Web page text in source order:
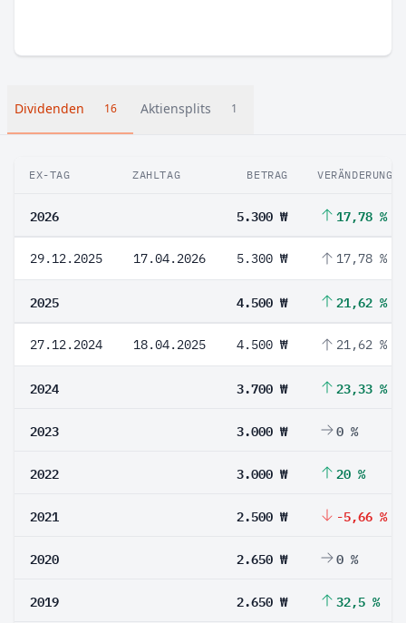
Dividenden 16 Aktiensplits 1
EX-TAG ZAHLTAG BETRAG VERÄNDERUNG
2026 5.300 ₩ 17,78 %
29.12.2025 17.04.2026 5.300 ₩ 17,78 %
2025 4.500 ₩ 21,62 %
27.12.2024 18.04.2025 4.500 ₩ 21,62 %
2024 3.700 ₩ 23,33 %
2023 3.000 ₩ 0 %
2022 3.000 ₩ 20 %
2021 2.500 ₩ -5,66 %
2020 2.650 ₩ 0 %
2019 2.650 ₩ 32,5 %